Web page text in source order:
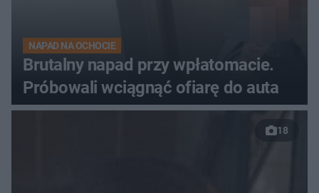
NAPAD NA OCHOCIE
Brutalny napad przy wpłatomacie.
Próbowali wciągnąć ofiarę do auta
18